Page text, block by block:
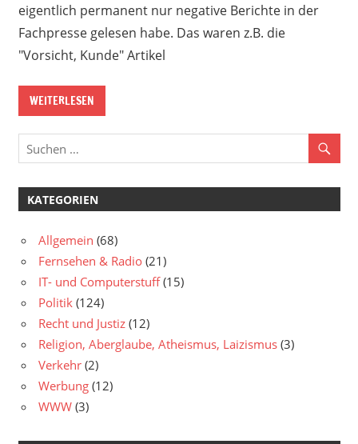
eigentlich permanent nur negative Berichte in der
Fachpresse gelesen habe. Das waren z.B. die
"Vorsicht, Kunde" Artikel
WEITERLESEN
KATEGORIEN
Allgemein (68)
Fernsehen & Radio (21)
IT- und Computerstuff(15)
Politik (124)
Recht und Justiz (12)
Religion, Aberglaube, Atheismus, Laizismus (3)
Verkehr (2)
Werbung (12)
WWW (3)